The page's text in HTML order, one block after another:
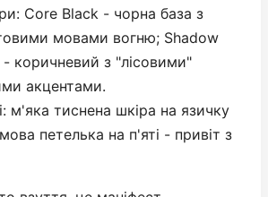
Core Black - чорна база з
мовами вогню; Shadow
- коричневий з "лісовими"
акцентами.
м'яка тиснена шкіра на язичку
петелька на п'яті - привіт з